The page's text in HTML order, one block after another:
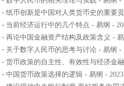
纸币创新是中国对人类货币史的重要
当前经济运行中的几个特点 - 易纲 -
再论中国金融资产结构及政策含义 -
关于数字人民币的思考与讨论 - 易纲 -
货币政策的自主性、有效性与经济金
中国货币政策选择的逻辑 - 易纲 -